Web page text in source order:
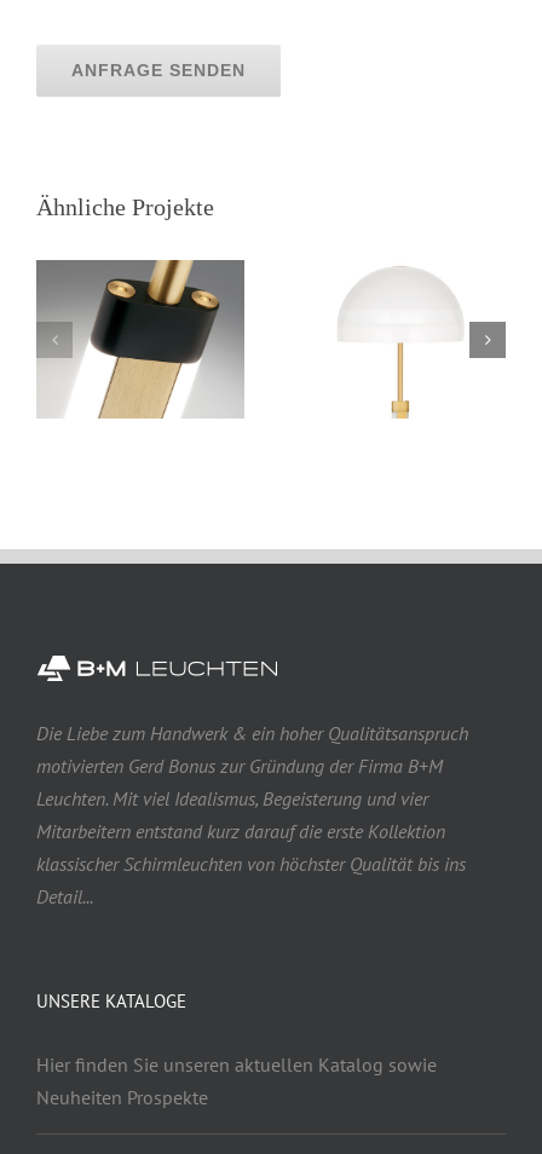
ANFRAGE SENDEN
Ähnliche Projekte
Stehleuchte
Die Liebe zum Handwerk & ein hoher Qualitätsanspruch
motivierten Gerd Bonus zur Gründung der Firma B+M
Leuchten. Mit viel Idealismus, Begeisterung und vier
Mitarbeitern entstand kurz darauf die erste Kollektion
klassischer Schirmleuchten von höchster Qualität bis ins
Detail...
UNSERE KATALOGE
Hier finden Sie unseren aktuellen Katalog sowie
Neuheiten Prospekte